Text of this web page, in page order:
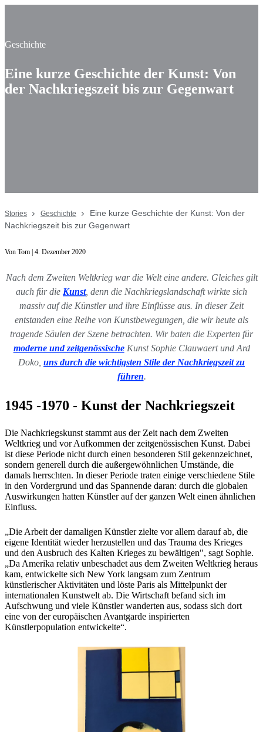
Geschichte
Eine kurze Geschichte der Kunst: Von
der Nachkriegszeit bis zur Gegenwart
Stories Geschichte
Eine kurze Geschichte der Kunst: Von der
Nachkriegszeit bis zur Gegenwart
Von Tom | 4. Dezember 2020
Nach dem Zweiten Weltkrieg war die Welt eine andere. Gleiches gilt
auch für die Kunst, denn die Nachkriegslandschaft wirkte sich
massiv auf die Künstler und ihre Einflüsse aus. In dieser Zeit
entstanden eine Reihe von Kunstbewegungen, die wir heute als
tragende Säulen der Szene betrachten. Wir baten die Experten für
moderne und zeitgenössischeKunst Sophie Clauwaert und Ard
Doko, uns durch die wichtigsten Stile der Nachkriegszeit zu
führen.
1945 -1970 - Kunst der Nachkriegszeit
Die Nachkriegskunst stammt aus der Zeit nach dem Zweiten
Weltkrieg und vor Aufkommen der zeitgenössischen Kunst. Dabei
ist diese Periode nicht durch einen besonderen Stil gekennzeichnet,
sondern generell durch die außergewöhnlichen Umstände, die
damals herrschten. In dieser Periode traten einige verschiedene Stile
in den Vordergrund und das Spannende daran: durch die globalen
Auswirkungen hatten Künstler auf der ganzen Welt einen ähnlichen
Einfluss.
„Die Arbeit der damaligen Künstler zielte vor allem darauf ab, die
eigene Identität wieder herzustellen und das Trauma des Krieges
und den Ausbruch des Kalten Krieges zu bewältigen", sagt Sophie.
„Da Amerika relativ unbeschadet aus dem Zweiten Weltkrieg heraus
kam, entwickelte sich New York langsam zum Zentrum
künstlerischer Aktivitäten und löste Paris als Mittelpunkt der
internationalen Kunstwelt ab. Die Wirtschaft befand sich im
Aufschwung und viele Künstler wanderten aus, sodass sich dort
eine von der europäischen Avantgarde inspirierten
Künstlerpopulation entwickelte“.